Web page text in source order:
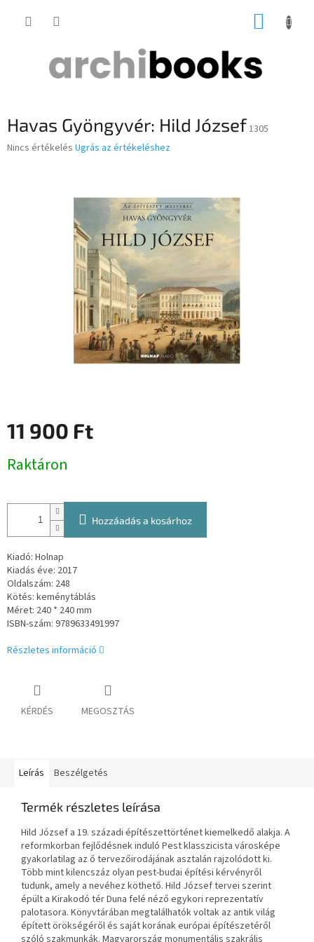
KOSÁR
Havas Gyöngyvér: Hild József1305
A
Nincs értékelés Ugrás az értékeléshez
11 900 Ft
Raktáron
Hozzáadás a kosárhoz
Kiadó: Holnap
Kiadás éve: 2017
Oldalszám: 248
Kötés: keménytáblás
Méret: 240 * 240 mm
ISBN-szám: 9789633491997
Részletes információ
KÉRDÉS MEGOSZTÁS
Leírás Beszélgetés
Termék részletes leírása
Hild József a 19. századi építészettörténet kiemelkedő alakja. A
reformkorban fejlődésnek induló Pest klasszicista városképe
gyakorlatilag az ő tervezőirodájának asztalán rajzolódott ki.
Több mint kilencszáz olyan pest-budai építési kérvényről
tudunk, amely a nevéhez köthető. Hild József tervei szerint
épült a Kirakodó tér Duna felé néző egykori reprezentatív
palotasora. Könyvtárában megtalálhatók voltak az antik világ
épített örökségéről és saját korának európai építészetéről